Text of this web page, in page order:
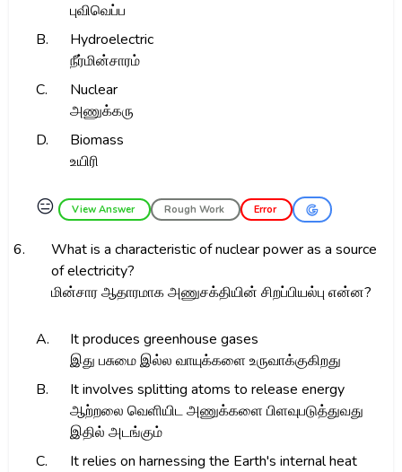
புவிவெப்ப
B.
Hydroelectric
நீர்மின்சாரம்
C.
Nuclear
அணுக்கரு
D.
Biomass
உயிரி
😑 View Answer Rough Work Error
6.
What is a characteristic of nuclear power as a source
of electricity?
மின்சார ஆதாரமாக அணுசக்தியின் சிறப்பியல்பு என்ன?
A.
It produces greenhouse gases
இது பசுமை இல்ல வாயுக்களை உருவாக்குகிறது
B.
It involves splitting atoms to release energy
ஆற்றலை வெளியிட அணுக்களை பிளவுபடுத்துவது
இதில் அடங்கும்
C.
It relies on harnessing the Earth's internal heat